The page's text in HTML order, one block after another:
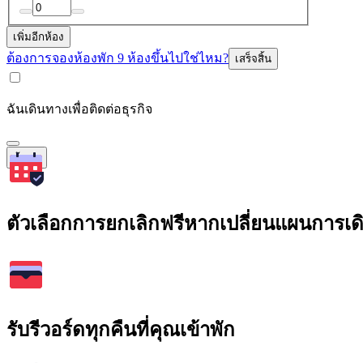
เพิ่มอีกห้อง
ต้องการจองห้องพัก 9 ห้องขึ้นไปใช่ไหม? เสร็จสิ้น
ฉันเดินทางเพื่อติดต่อธุรกิจ
ค้นหา
ตัวเลือกการยกเลิกฟรีหากเปลี่ยนแผนการเ
รับรีวอร์ดทุกคืนที่คุณเข้าพัก